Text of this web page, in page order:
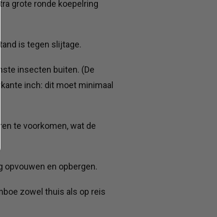
grote ronde koepelring
is tegen slijtage.
insecten buiten. (De
inch: dit moet minimaal
te voorkomen, wat de
opvouwen en opbergen.
zowel thuis als op reis